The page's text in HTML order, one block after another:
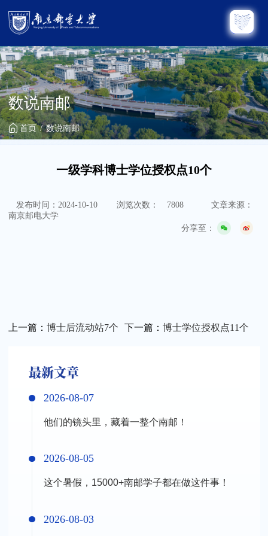
数说南邮
首页 数说南邮
一级学科博士学位授权点10个
发布时间：2024-10-10 浏览次数： 7808
文章来源：
南京邮电大学
分享至：
上一篇： 博士后流动站7个 下一篇： 博士学位授权点11个
最新文章